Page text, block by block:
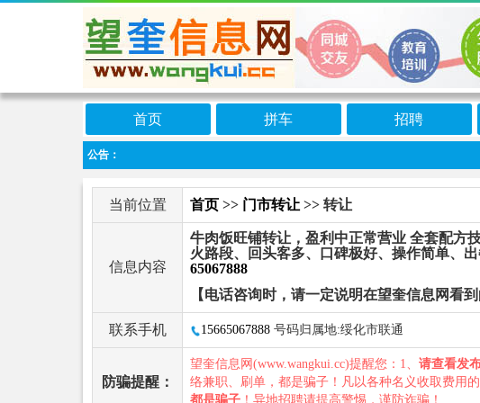
首页 拼车 招聘
公告：
当前位置 首页 >> 门市转让 >> 转让
信息内容
牛肉饭旺铺转让，盈利中正常营业 全套配方
火路段、回头客多、口碑极好、操作简单、
65067888
【电话咨询时，请一定说明在望奎信息网看到
联系手机 15665067888 号码归属地:绥化市联通
防骗提醒：
望奎信息网(www.wangkui.cc)提醒您：1、 请查看发
络兼职、刷单，都是骗子！凡以各种名义收取费用的
都是骗子 ！异地招聘请提高警惕，谨防诈骗！